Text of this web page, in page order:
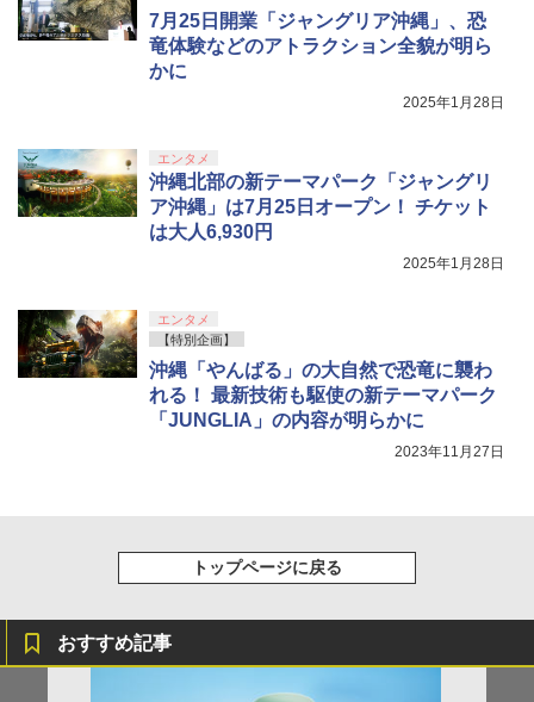
7月25日開業「ジャングリア沖縄」、恐
竜体験などのアトラクション全貌が明ら
かに
2025年1月28日
エンタメ
沖縄北部の新テーマパーク「ジャングリ
ア沖縄」は7月25日オープン！ チケット
は大人6,930円
2025年1月28日
エンタメ
【特別企画】
沖縄「やんばる」の大自然で恐竜に襲わ
れる！ 最新技術も駆使の新テーマパーク
「JUNGLIA」の内容が明らかに
2023年11月27日
トップページに戻る
おすすめ記事